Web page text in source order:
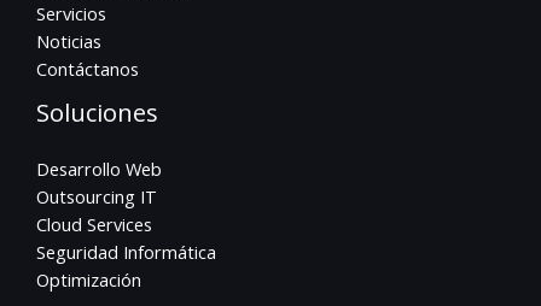
Servicios
Noticias
Contáctanos
Soluciones
Desarrollo Web
Outsourcing IT
Cloud Services
Seguridad Informática
Optimización